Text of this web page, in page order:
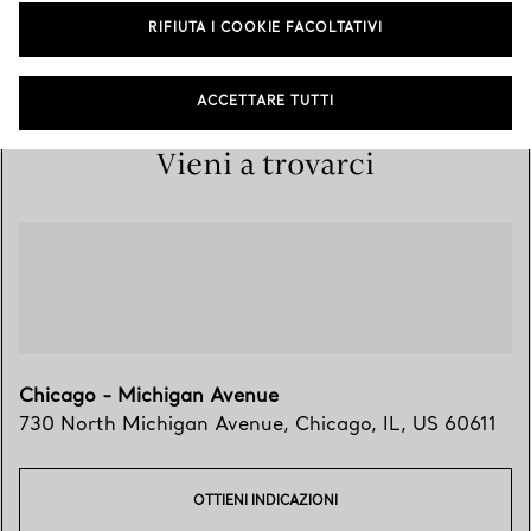
730 North Michigan Avenue , Chicago, IL,US
(312) 944-7500
Vieni a trovarci
Chicago - Michigan Avenue
730 North Michigan Avenue, Chicago, IL, US 60611
OTTIENI INDICAZIONI
RIFIUTA I COOKIE FACOLTATIVI
ACCETTARE TUTTI